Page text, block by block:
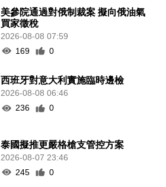
美參院通過對俄制裁案 擬向俄油氣
買家徵稅
2026-08-08 07:59
169
0
西班牙對意大利實施臨時邊檢
2026-08-08 06:46
236
0
泰國擬推更嚴格槍支管控方案
2026-08-07 23:46
245
0